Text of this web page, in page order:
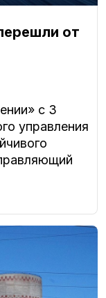
от
с 3
управления